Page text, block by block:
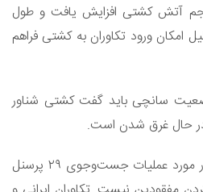
حجم آتش کشتی افزایش یافت و طول
امکان ورود تکاوران به کشتی فراهم
سانچی باید گفت کشتی شناور
حال غرق شدن است.
معاون وزیر راه و شهرسازی در مورد عملیات جست‌وجوی ۲۹ پرسنل